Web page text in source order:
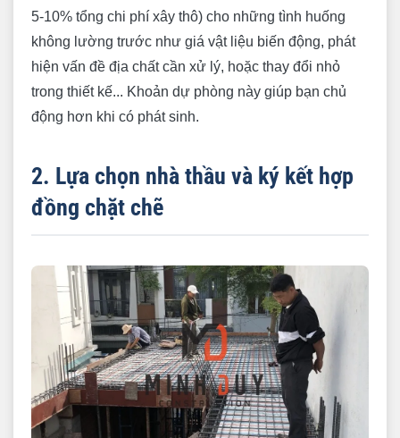
5-10% tổng chi phí xây thô) cho những tình huống
không lường trước như giá vật liệu biến động, phát
hiện vấn đề địa chất cần xử lý, hoặc thay đổi nhỏ
trong thiết kế... Khoản dự phòng này giúp bạn chủ
động hơn khi có phát sinh.
2. Lựa chọn nhà thầu và ký kết hợp
đồng chặt chẽ